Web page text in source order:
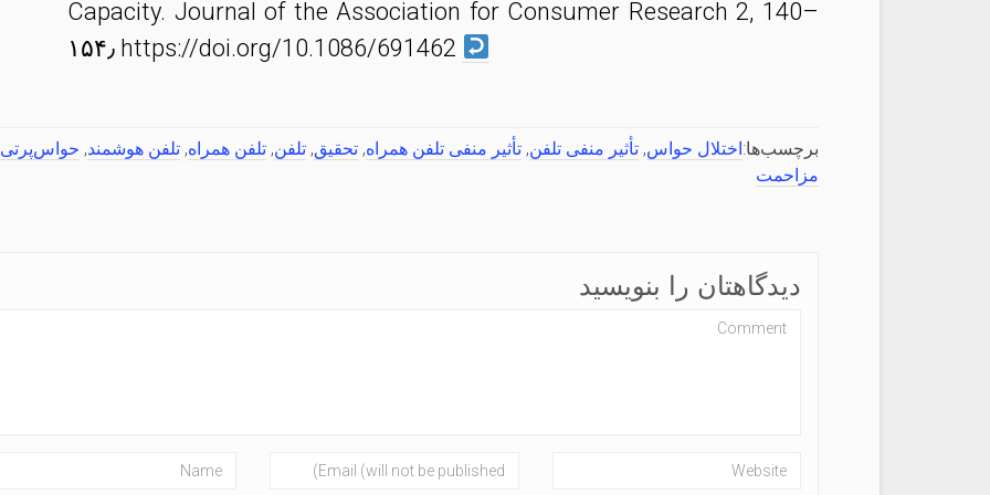
Capacity. Journal of the Association for Consumer Research 2, 140–
۱۵۴٫ https://doi.org/10.1086/691462
برچسب‌ها:اختلال حواس, تأثیر منفی تلفن, تأثیر منفی تلفن همراه, تحقیق, تلفن, تلفن همراه, تلفن هوشمند, حواس‌پرتی
مزاحمت
دیدگاهتان را بنویسید